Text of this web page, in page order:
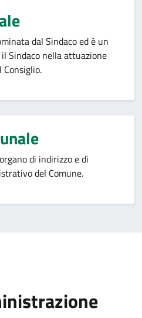
dal Sindaco ed è un
Sindaco nella attuazione
di indirizzo e di
del Comune.